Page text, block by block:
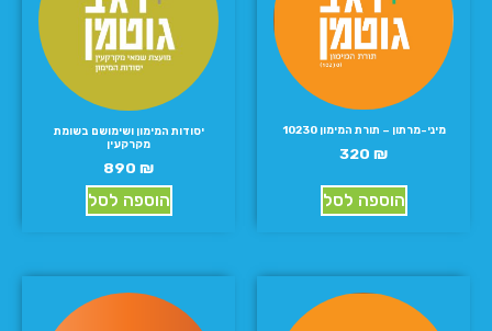
מיני-מרתון – תורת המימון 10230
320 ₪
הוספה לסל
יסודות המימון ושימושם בשומת
מקרקעין
890 ₪
הוספה לסל